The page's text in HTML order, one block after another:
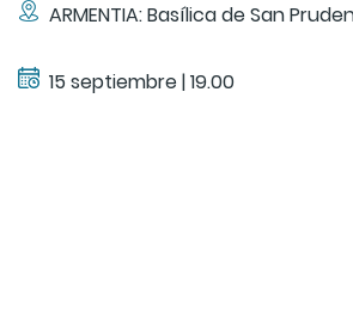
ARMENTIA: Basílica de San
15 septiembre | 19.00